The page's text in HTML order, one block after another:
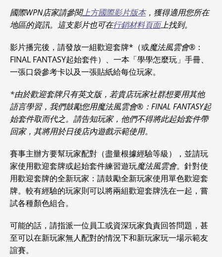
國際WPN店家請參閱上方國際影片版本，獲得適用您所在
地區的資訊。這支影片也可在行銷材料頁面上找到。
影片播完後，請發放一組歡迎套牌*（或魔法風雲會®：
FINAL FANTASY起始套件）、一本「學學怎麼玩」手冊、
一張口袋參考卡以及一張貼紙給每位玩家。
*由於歡迎套牌只有英文版，若貴店玩家社群想要用其他
語言學習，我們鼓勵您用魔法風雲會®：FINAL FANTASY起
始套件取而代之。請告知玩家，他們不得將此起始套件帶
回家，其將用於日後店內遊戲示範使用。
賽事主辦方要幫玩家配對（盡量根據經驗等級），並請玩
家使用歡迎套牌或起始套件練習遊玩魔法風雲會。針對使
用歡迎套牌的全新玩家：請鼓勵全新玩家使用單色歡迎套
牌。較有經驗的玩家則可以將兩組歡迎套牌洗在一起，嘗
試各種顏色組合。
可能的話，請指派一位員工或資深玩家負責回答問題，甚
至可以在新玩家無人配對的情況下和新玩家玩一場示範友
誼賽。